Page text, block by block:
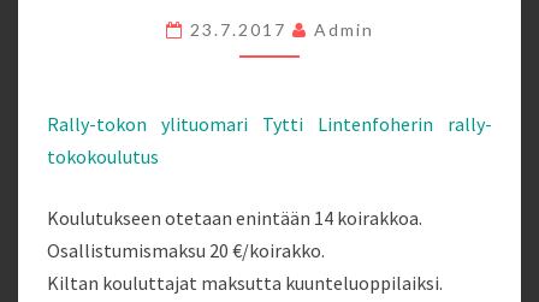
23.7.2017 Admin
Rally-tokon ylituomari Tytti Lintenfoherin rally-
tokokoulutus
Koulutukseen otetaan enintään 14 koirakkoa.
Osallistumismaksu 20 €/koirakko.
Kiltan kouluttajat maksutta kuunteluoppilaiksi.